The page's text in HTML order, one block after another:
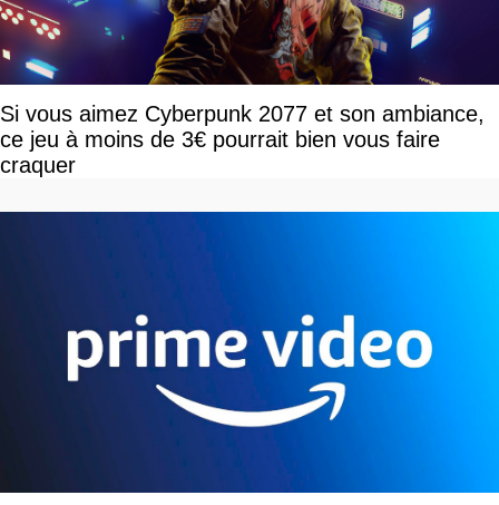
Si vous aimez Cyberpunk 2077 et son ambiance,
ce jeu à moins de 3€ pourrait bien vous faire
craquer